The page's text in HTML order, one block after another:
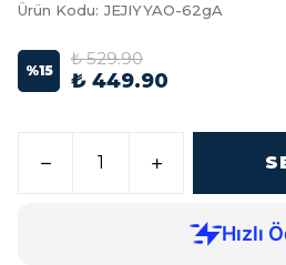
Ürün Kodu: JEJIYYAO-62gA
%15
₺ 529.90
₺ 449.90